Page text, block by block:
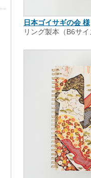
日本ゴイサギの会 様
リング製本（B6サイ